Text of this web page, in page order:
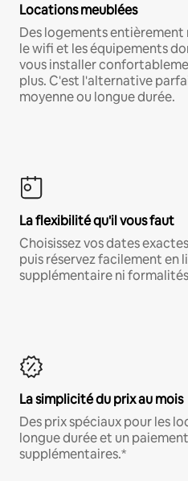
Locations meublées
Des logements entièrement
le wifi et les équipements
vous installer
plus. C'est l'alternative
moyenne ou longue durée.
La flexibilité qu'il vous faut
Choisissez vos dates
puis réservez facilement en
supplémentaire ni
La simplicité du prix au mois
Des prix spéciaux pour les
longue durée et un
supplémentaires.*